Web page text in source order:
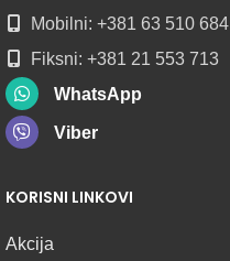
Mobilni: +381 63 510 684
Fiksni: +381 21 553 713
WhatsApp
Viber
KORISNI LINKOVI
Akcija